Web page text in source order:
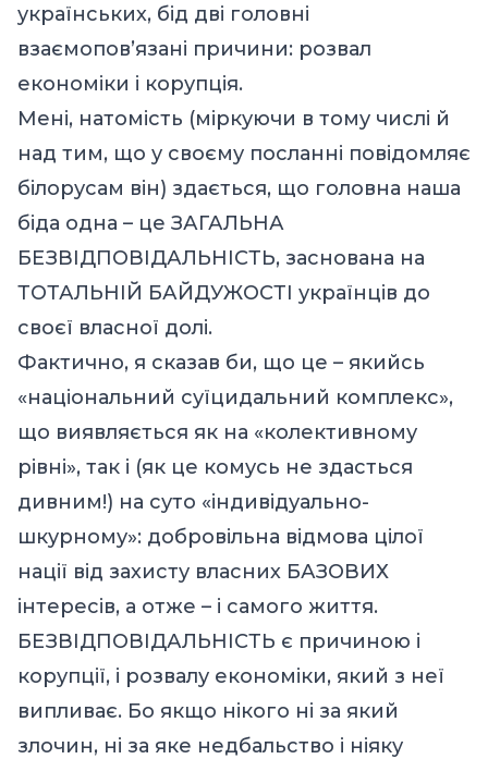
українських, бід дві головні
взаємопов’язані причини: розвал
економіки і корупція.
Мені, натомість (міркуючи в тому числі й
над тим, що у своєму посланні повідомляє
білорусам він) здається, що головна наша
біда одна – це ЗАГАЛЬНА
БЕЗВІДПОВІДАЛЬНІСТЬ, заснована на
ТОТАЛЬНІЙ БАЙДУЖОСТІ українців до
своєї власної долі.
Фактично, я сказав би, що це – якийсь
«національний суїцидальний комплекс»,
що виявляється як на «колективному
рівні», так і (як це комусь не здасться
дивним!) на суто «індивідуально-
шкурному»: добровільна відмова цілої
нації від захисту власних БАЗОВИХ
інтересів, а отже – і самого життя.
БЕЗВІДПОВІДАЛЬНІСТЬ є причиною і
корупції, і розвалу економіки, який з неї
випливає. Бо якщо нікого ні за який
злочин, ні за яке недбальство і ніяку